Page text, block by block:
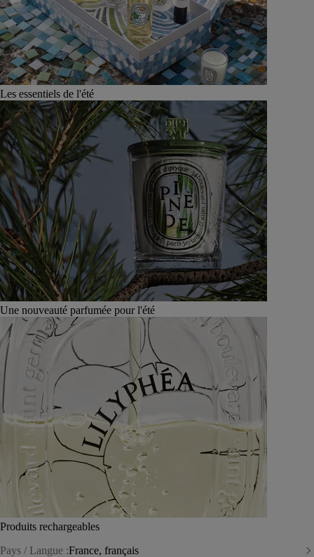
Les essentiels de l'été
Une nouveauté parfumée pour l'été
Produits rechargeables
Pays / Langue :France, français